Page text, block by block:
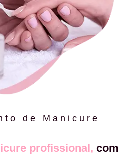
de Manicure
profissional, com